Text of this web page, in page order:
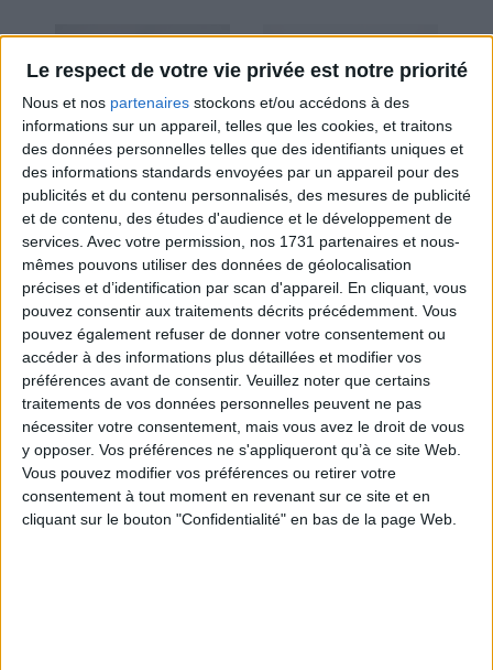
Le respect de votre vie privée est notre priorité
Nous et nos partenaires stockons et/ou accédons à des
informations sur un appareil, telles que les cookies, et traitons
des données personnelles telles que des identifiants uniques et
des informations standards envoyées par un appareil pour des
publicités et du contenu personnalisés, des mesures de publicité
et de contenu, des études d'audience et le développement de
services. Avec votre permission, nos 1731 partenaires et nous-
mêmes pouvons utiliser des données de géolocalisation
précises et d’identification par scan d'appareil. En cliquant, vous
pouvez consentir aux traitements décrits précédemment. Vous
pouvez également refuser de donner votre consentement ou
accéder à des informations plus détaillées et modifier vos
préférences avant de consentir. Veuillez noter que certains
traitements de vos données personnelles peuvent ne pas
nécessiter votre consentement, mais vous avez le droit de vous
y opposer. Vos préférences ne s'appliqueront qu’à ce site Web.
Vous pouvez modifier vos préférences ou retirer votre
consentement à tout moment en revenant sur ce site et en
cliquant sur le bouton "Confidentialité" en bas de la page Web.
P
ack Barbe - Huile - Baume...
82,80 €69,00 €
L
e duo Huile The one -...
48,00 €40,00 €
Affichage 1-4 de 4 article(s)
1
Coffrets Cadeaux